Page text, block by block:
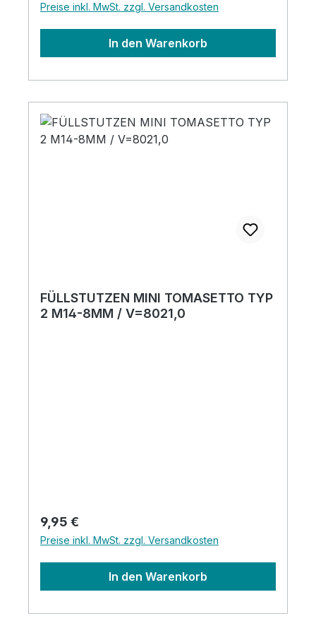
Preise inkl. MwSt. zzgl. Versandkosten
In den Warenkorb
FÜLLSTUTZEN MINI TOMASETTO TYP
2 M14-8MM / V=8021,0
Regulärer Preis:
9,95 €
Preise inkl. MwSt. zzgl. Versandkosten
In den Warenkorb